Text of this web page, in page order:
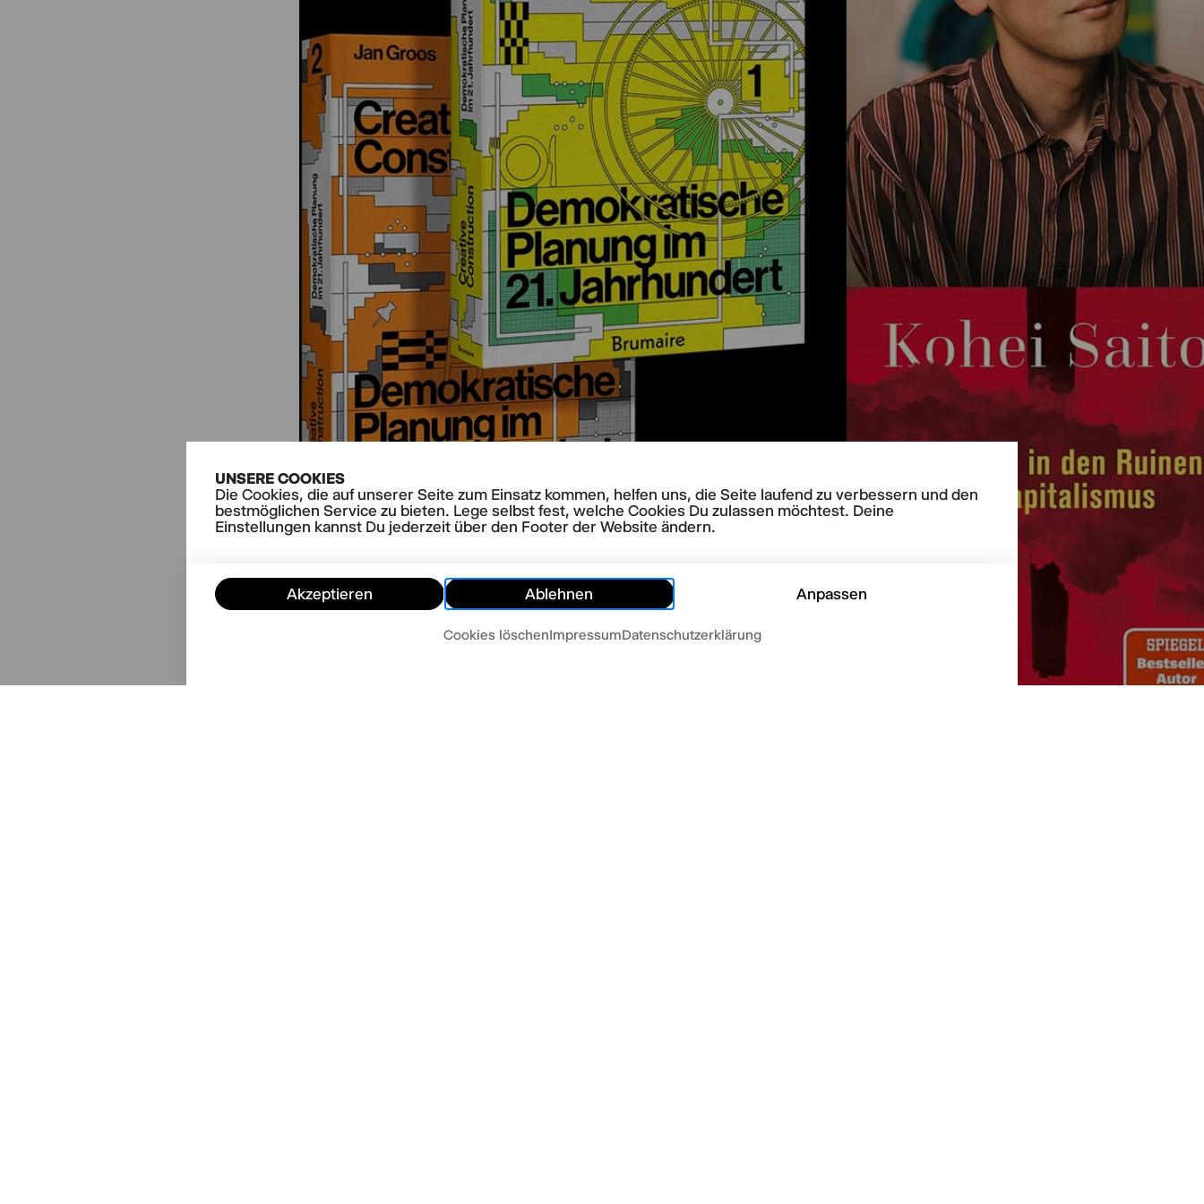
UNSERE COOKIES
Die Cookies, die auf unserer Seite zum Einsatz kommen, helfen uns, die Seite laufend zu verbessern und den
bestmöglichen Service zu bieten. Lege selbst fest, welche Cookies Du zulassen möchtest. Deine
Einstellungen kannst Du jederzeit über den Footer der Website ändern.
Akzeptieren Ablehnen Anpassen
Cookies löschenImpressumDatenschutzerklärung